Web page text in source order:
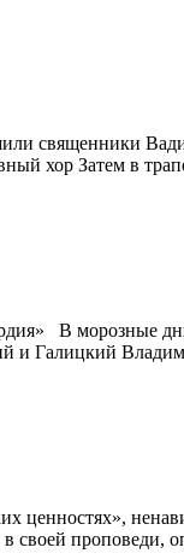
священники
хор Затем в
В морозные
и Галицкий
ценностях»,
своей проповеди,